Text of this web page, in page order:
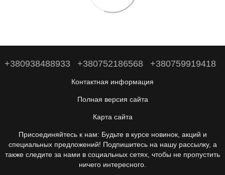
+380938488933 +380752186568 +380759919418
Контактная информация
Полная версия сайта
Карта сайта
Присоединяйтесь к нам: Будьте в курсе новинок, акций и
специальных предложений! Подпишитесь на нашу рассылку, а
также следите за нами в социальных сетях, чтобы не пропустить
ничего интересного.